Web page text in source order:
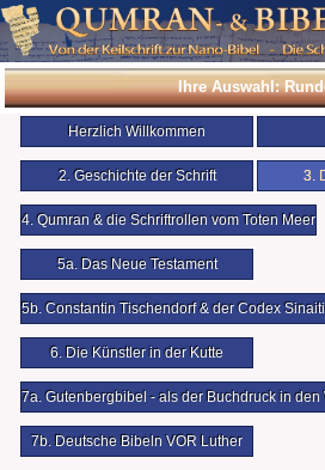
Ihre Auswahl:
Herzlich Willkommen
2. Geschichte der Schrift 3.
4. Qumran & die Schriftrollen vom Toten Meer
5a. Das Neue Testament
5b. Constantin Tischendorf & der Codex
6. Die Künstler in der Kutte
7a. Gutenbergbibel - als der Buchdruck in den
7b. Deutsche Bibeln VOR Luther